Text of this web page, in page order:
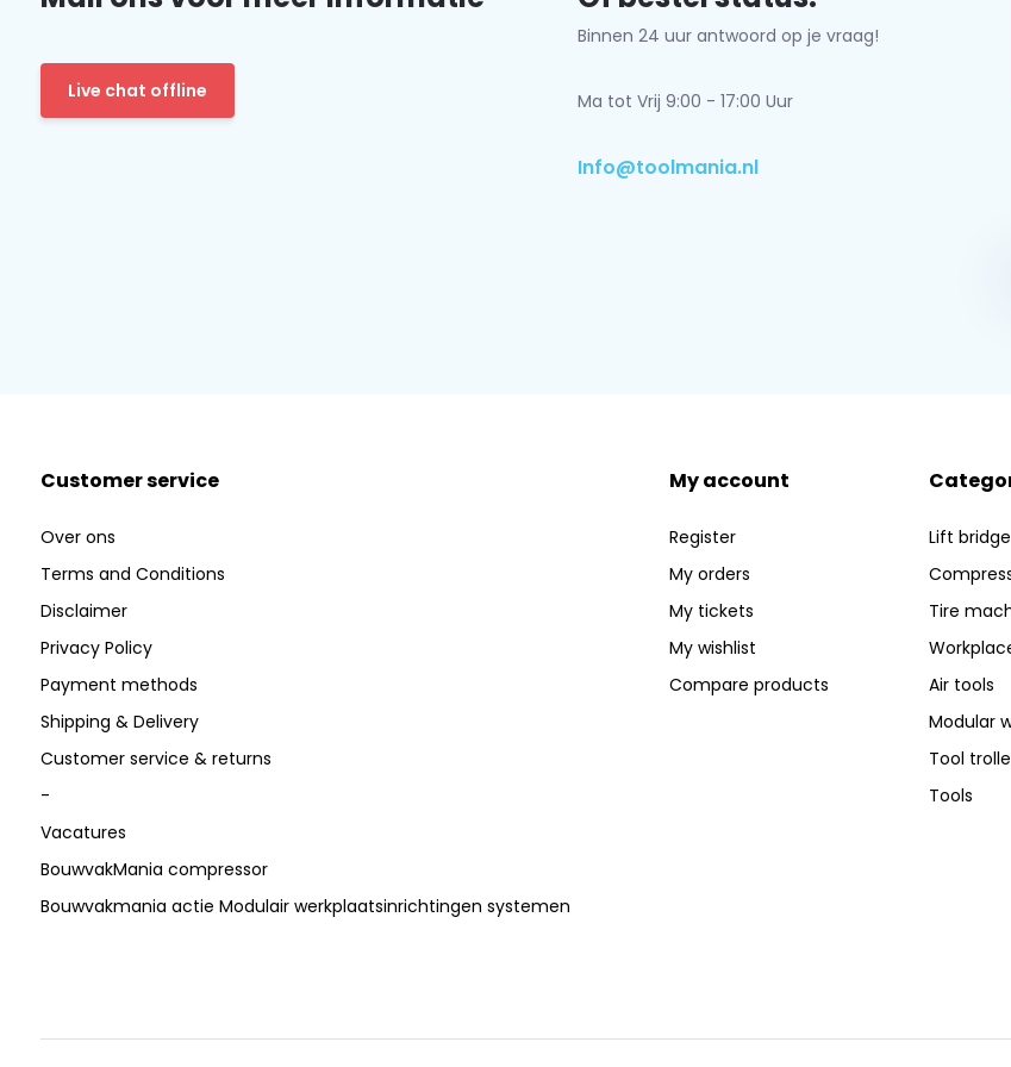
Live chat offline
Binnen 24 uur antwoord op je vraag!
Ma tot Vrij 9:00 - 17:00 Uur
Info@toolmania.nl
Customer service
Over ons
Terms and Conditions
Disclaimer
Privacy Policy
Payment methods
Shipping & Delivery
Customer service & returns
-
Vacatures
BouwvakMania compressor
Bouwvakmania actie Modulair werkplaatsinrichtingen systemen
My account
Register
My orders
My tickets
My wishlist
Compare products
Lift
Tire
Air tools
Modular
Tool
Tools